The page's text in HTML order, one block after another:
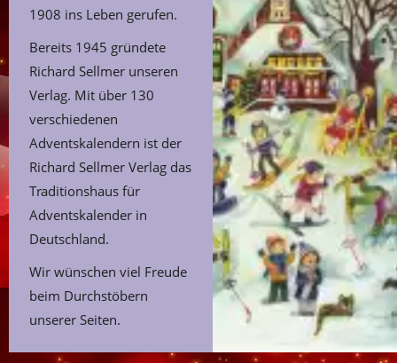
1908 ins Leben gerufen.
Bereits 1945 gründete
Richard Sellmer unseren
Verlag. Mit über 130
verschiedenen
Adventskalendern ist der
Richard Sellmer Verlag das
Traditionshaus für
Adventskalender in
Deutschland.
Wir wünschen viel Freude
beim Durchstöbern
unserer Seiten.